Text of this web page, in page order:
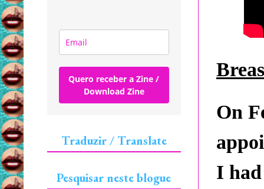
On
I had
Quero receber a Zine /
Download Zine
Traduzir / Translate
Pesquisar neste blogue